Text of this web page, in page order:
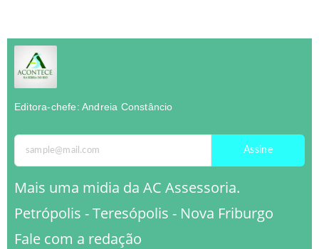
Editora-chefe: Andreia Constâncio
Assine
Mais uma midia da AC Assessoria.
Petrópolis - Teresópolis - Nova Friburgo
Fale com a redação